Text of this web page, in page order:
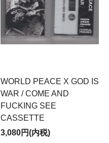
WORLD PEACE X GOD IS
WAR / COME AND
FUCKING SEE
CASSETTE
3,080円(内税)